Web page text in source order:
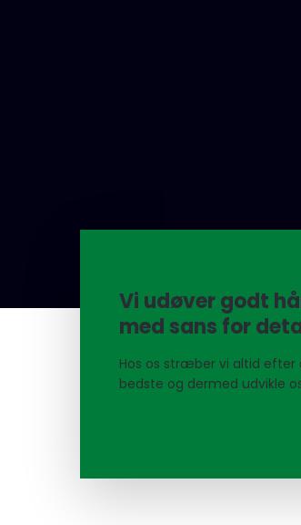
Vi udøver godt
med sans for
Hos os stræber vi altid efter
bedste og dermed udvikle